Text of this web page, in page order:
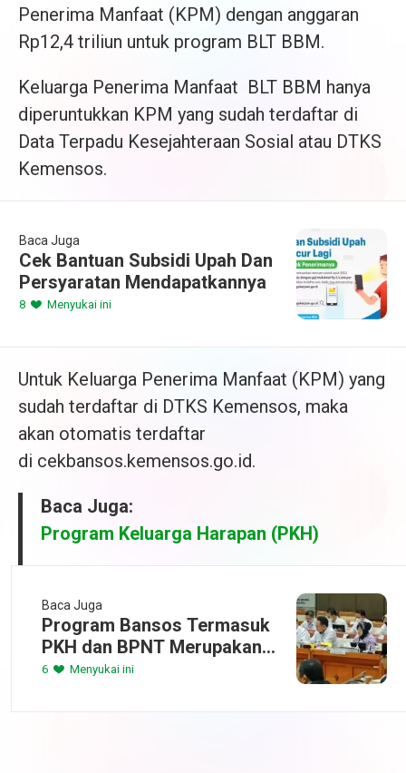
Penerima Manfaat (KPM) dengan anggaran
Rp12,4 triliun untuk program BLT BBM.
Keluarga Penerima Manfaat BLT BBM hanya
diperuntukkan KPM yang sudah terdaftar di
Data Terpadu Kesejahteraan Sosial atau DTKS
Kemensos.
Baca Juga
Cek Bantuan Subsidi Upah Dan
Persyaratan Mendapatkannya
8 Menyukai ini
Untuk Keluarga Penerima Manfaat (KPM) yang
sudah terdaftar di DTKS Kemensos, maka
akan otomatis terdaftar
di cekbansos.kemensos.go.id.
Baca Juga:
Program Keluarga Harapan (PKH)
Baca Juga
Program Bansos Termasuk
PKH dan BPNT Merupakan
Upaya Agar Penerima Bisa
6 Menyukai ini